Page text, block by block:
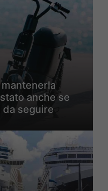
anche se
da seguire